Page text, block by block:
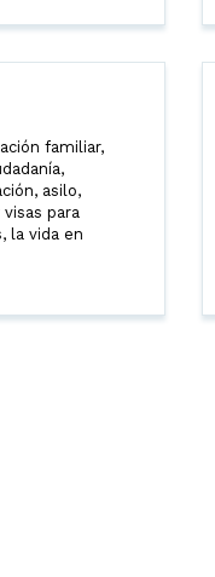
familiar,
asilo,
visas para
la vida en